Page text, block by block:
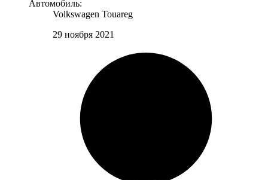
Автомобиль:
Volkswagen Touareg
29 ноября 2021